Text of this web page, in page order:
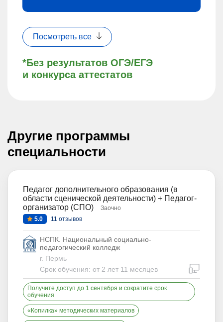
*Без результатов ОГЭ/ЕГЭ
и конкурса аттестатов
Посмотреть все
Другие программы
специальности
Педагог дополнительного образования (в
области сценической деятельности) + Педагог-
организатор (СПО)
Заочно
5.0
11 отзывов
НСПК. Национальный социально-
педагогический колледж
г. Пермь
Срок обучения: от 2 лет 11 месяцев
Получите доступ до 1 сентября и сократите срок
обучения
«Копилка» методических материалов